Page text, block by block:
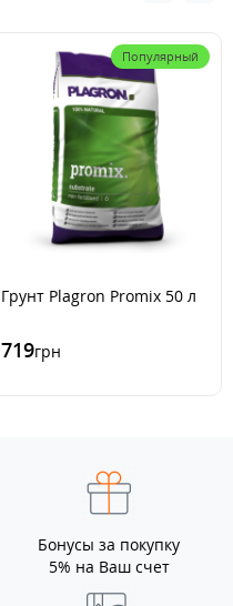
Популярный
Грунт Plagron Promix 50 л
719грн
Бонусы за покупку
5% на Ваш счет